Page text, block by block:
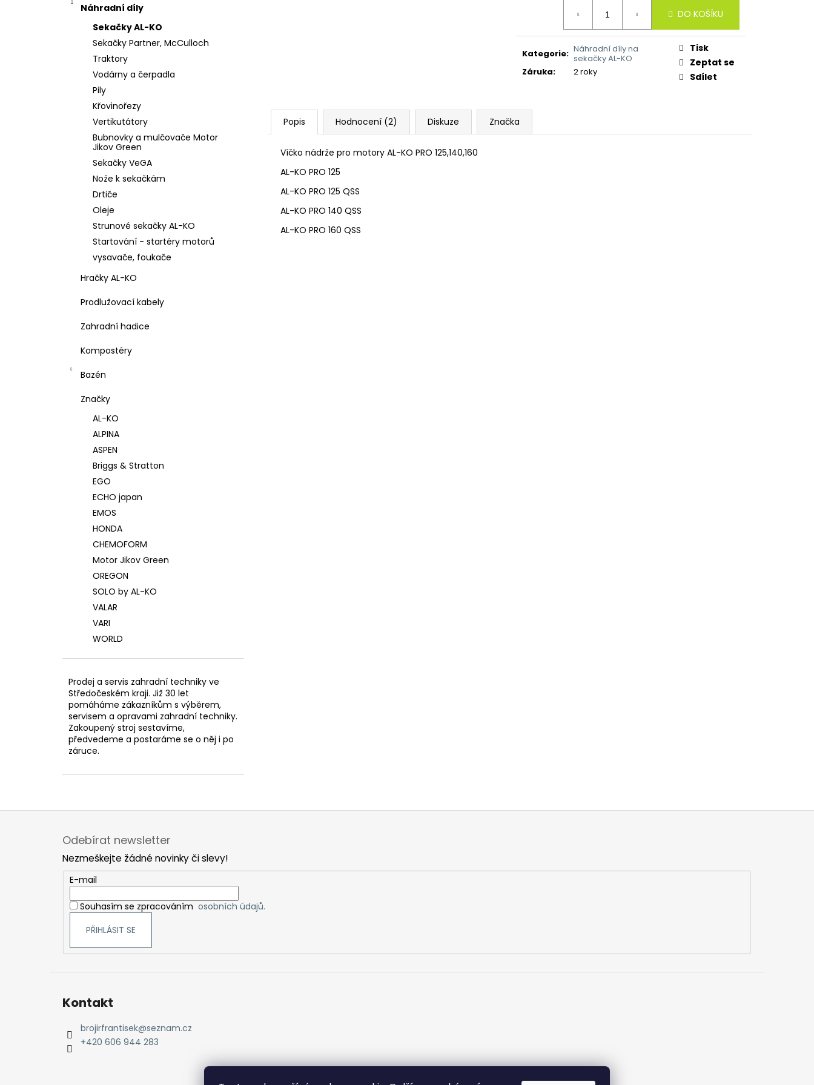
Náhradní díly
Sekačky AL-KO
Sekačky Partner, McCulloch
Traktory
Vodárny a čerpadla
Pily
Křovinořezy
Vertikutátory
Bubnovky a mulčovače Motor
Jikov Green
Sekačky VeGA
Nože k sekačkám
Drtiče
Oleje
Strunové sekačky AL-KO
Startování - startéry motorů
vysavače, foukače
Hračky AL-KO
Prodlužovací kabely
Zahradní hadice
Kompostéry
Bazén
Značky
AL-KO
ALPINA
ASPEN
Briggs & Stratton
EGO
ECHO japan
EMOS
HONDA
CHEMOFORM
Motor Jikov Green
OREGON
SOLO by AL-KO
VALAR
VARI
WORLD
Prodej a servis zahradní techniky ve
Středočeském kraji. Již 30 let
pomáháme zákazníkům s výběrem,
servisem a opravami zahradní techniky.
Zakoupený stroj sestavíme,
předvedeme a postaráme se o něj i po
záruce.
DO KOŠÍKU
Kategorie: Náhradní díly na
sekačky AL-KO
Záruka: 2 roky
Tisk
Zeptat se
Sdílet
Popis Hodnocení (2) Diskuze Značka
Víčko nádrže pro motory AL-KO PRO 125,140,160
AL-KO PRO 125
AL-KO PRO 125 QSS
AL-KO PRO 140 QSS
AL-KO PRO 160 QSS
Z
Odebírat newsletter
Nezmeškejte žádné novinky či slevy!
E-mail
Souhasím se zpracováním osobních údajů.
PŘIHLÁSIT SE
Kontakt
brojirfrantisek@seznam.cz
+420 606 944 283